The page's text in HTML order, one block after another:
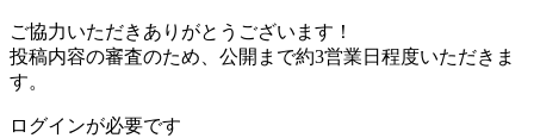
ご協力いただきありがとうございます！
投稿内容の審査のため、公開まで約3営業日程度いただきま
す。
ログインが必要です